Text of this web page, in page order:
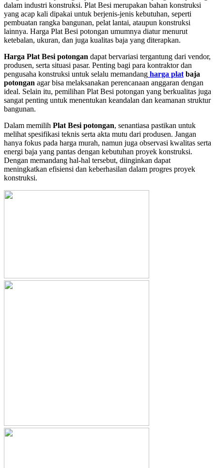
dalam industri konstruksi. Plat Besi merupakan bahan konstruksi
yang acap kali dipakai untuk berjenis-jenis kebutuhan, seperti
pembuatan rangka bangunan, pelat lantai, ataupun konstruksi
lainnya. Harga Plat Besi potongan umumnya diatur menurut
ketebalan, ukuran, dan juga kualitas baja yang diterapkan.
Harga Plat Besi potongan dapat bervariasi tergantung dari vendor,
produsen, serta situasi pasar. Penting bagi para kontraktor dan
pengusaha konstruksi untuk selalu memandang harga plat baja
potongan agar bisa melaksanakan perencanaan anggaran dengan
ideal. Selain itu, pemilihan Plat Besi potongan yang berkualitas juga
sangat penting untuk menentukan keandalan dan keamanan struktur
bangunan.
Dalam memilih Plat Besi potongan, senantiasa pastikan untuk
melihat spesifikasi teknis serta akta mutu dari produsen. Jangan
hanya fokus pada harga murah, namun juga observasi kwalitas serta
energi baja yang pantas dengan kebutuhan proyek konstruksi.
Dengan memandang hal-hal tersebut, diinginkan dapat
meningkatkan efisiensi dan keberhasilan dalam progres proyek
konstruksi.